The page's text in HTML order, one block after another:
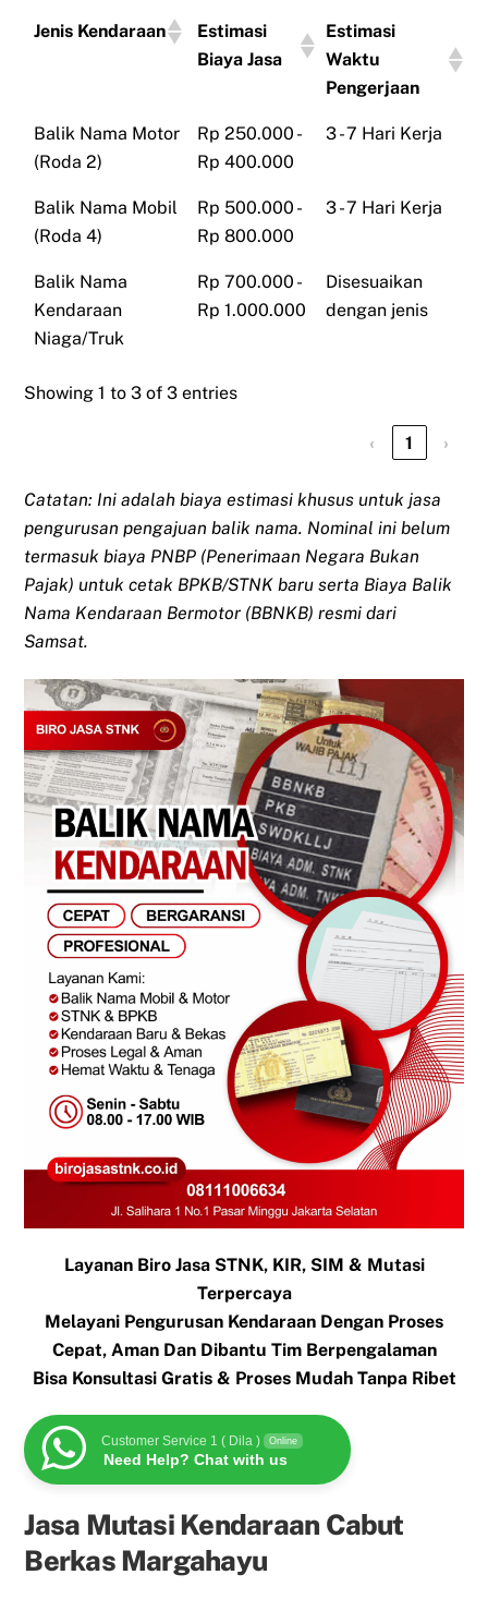
Jenis Kendaraan
Estimasi
Biaya Jasa
Estimasi
Waktu
Pengerjaan
Balik Nama Motor
(Roda 2)
Rp 250.000 -
Rp 400.000
3 - 7 Hari Kerja
Balik Nama Mobil
(Roda 4)
Rp 500.000 -
Rp 800.000
3 - 7 Hari Kerja
Balik Nama
Kendaraan
Niaga/Truk
Rp 700.000 -
Rp 1.000.000
Disesuaikan
dengan jenis
Showing 1 to 3 of 3 entries
‹ 1 ›
Catatan: Ini adalah biaya estimasi khusus untuk jasa
pengurusan pengajuan balik nama. Nominal ini belum
termasuk biaya PNBP (Penerimaan Negara Bukan
Pajak) untuk cetak BPKB/STNK baru serta Biaya Balik
Nama Kendaraan Bermotor (BBNKB) resmi dari
Samsat.
Layanan Biro Jasa STNK, KIR, SIM & Mutasi
Terpercaya
Melayani Pengurusan Kendaraan Dengan Proses
Cepat, Aman Dan Dibantu Tim Berpengalaman
Bisa Konsultasi Gratis & Proses Mudah Tanpa Ribet
Customer Service 1 ( Dila ) Online
Need Help? Chat with us
Jasa Mutasi Kendaraan Cabut
Berkas Margahayu